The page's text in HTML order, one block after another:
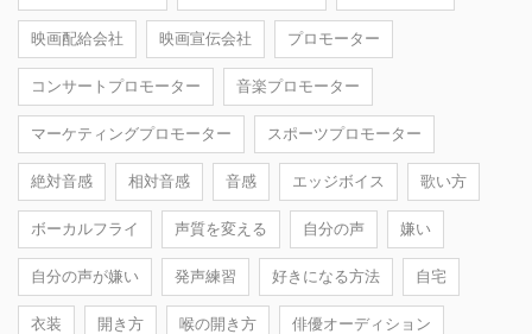
映画配給会社 映画宣伝会社 プロモーター
コンサートプロモーター 音楽プロモーター
マーケティングプロモーター スポーツプロモーター
絶対音感 相対音感 音感 エッジボイス 歌い方
ボーカルフライ 声質を変える 自分の声 嫌い
自分の声が嫌い 発声練習 好きになる方法 自宅
衣装 開き方 喉の開き方 俳優オーディション